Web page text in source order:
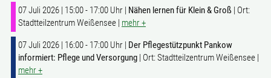
07 Juli 2026 | 15:00 - 17:00 Uhr | Nähen lernen für Klein & Groß | Ort:
Stadtteilzentrum Weißensee | mehr +
07 Juli 2026 | 16:00 - 17:00 Uhr | Der Pflegestützpunkt Pankow
informiert: Pflege und Versorgung | Ort: Stadtteilzentrum Weißensee |
mehr +